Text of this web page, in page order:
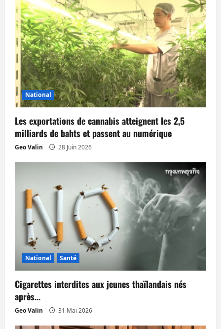
i
o
n
d
’
a
r
t
National
Les exportations de cannabis atteignent les 2,5
milliards de bahts et passent au numérique
Geo Valin 28 Juin 2026
National Santé
Cigarettes interdites aux jeunes thaïlandais nés
après…
Geo Valin 31 Mai 2026